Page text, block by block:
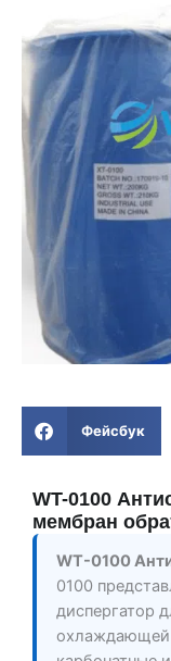
Фейсбук
WT-0100
мембран
WT-0100
0100
диспергатор
охлаждающей